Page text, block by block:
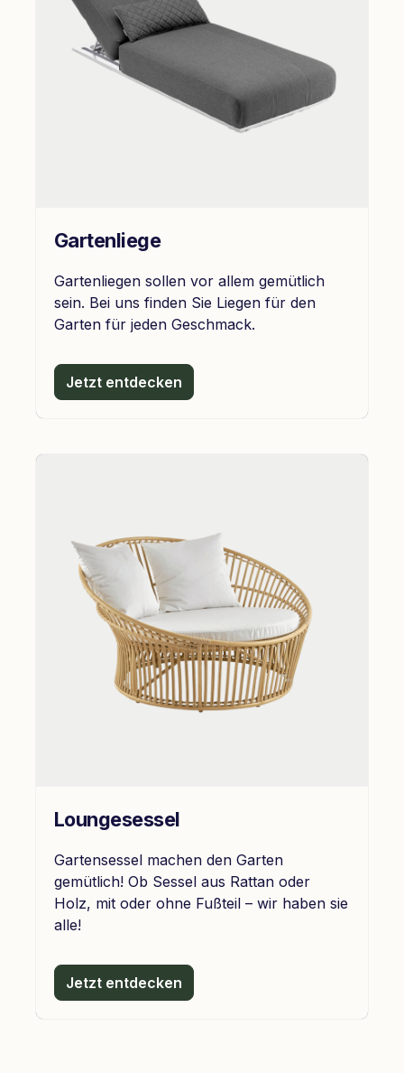
Gartenliege
Gartenliegen sollen vor allem gemütlich
sein. Bei uns finden Sie Liegen für den
Garten für jeden Geschmack.
Jetzt entdecken
Loungesessel
Gartensessel machen den Garten
gemütlich! Ob Sessel aus Rattan oder
Holz, mit oder ohne Fußteil – wir haben sie
alle!
Jetzt entdecken